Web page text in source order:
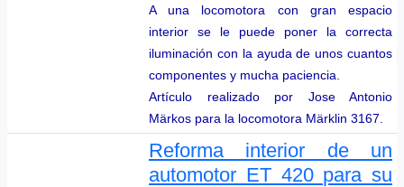
A una locomotora con gran espacio
interior se le puede poner la correcta
iluminación con la ayuda de unos cuantos
componentes y mucha paciencia.
Artículo realizado por Jose Antonio
Märkos para la locomotora Märklin 3167.
Reforma interior de un
automotor ET 420 para su